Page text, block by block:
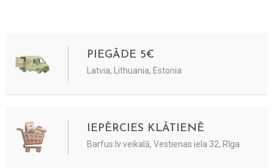
PIEGĀDE 5€
Latvia, Lithuania, Estonia
IEPĒRCIES KLĀTIENĒ
Barfus.lv veikalā, Vestienas iela 32, Rīga